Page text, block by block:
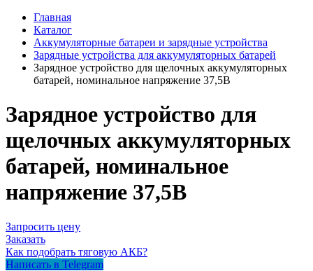
Главная
Каталог
Аккумуляторные батареи и зарядные устройства
Зарядные устройства для аккумуляторных батарей
Зарядное устройство для щелочных аккумуляторных
батарей, номинальное напряжение 37,5В
Зарядное устройство для
щелочных аккумуляторных
батарей, номинальное
напряжение 37,5В
Запросить цену
Заказать
Как подобрать тяговую АКБ?
Написать в Telegram